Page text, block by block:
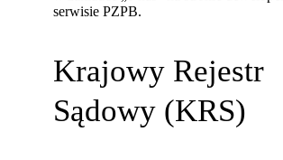
serwisie PZPB.
Krajowy Rejestr
Sądowy (KRS)